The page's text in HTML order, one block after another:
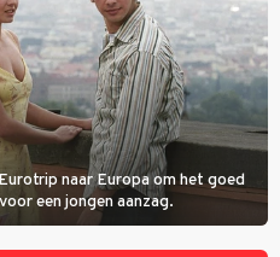
naar Europa om het goed
een jongen aanzag.